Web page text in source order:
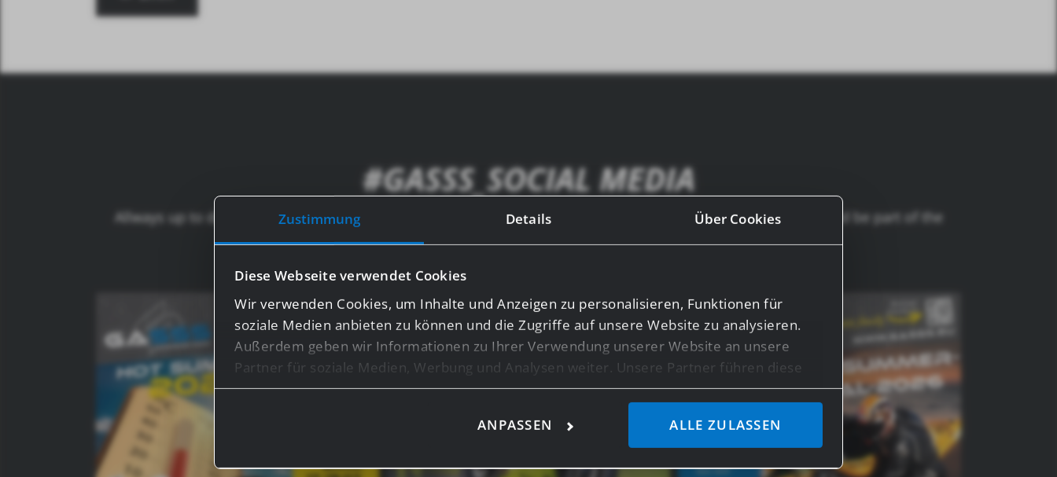
Zustimmung Details Über Cookies
Diese Webseite verwendet Cookies
Wir verwenden Cookies, um Inhalte und Anzeigen zu personalisieren, Funktionen für
soziale Medien anbieten zu können und die Zugriffe auf unsere Website zu analysieren.
Außerdem geben wir Informationen zu Ihrer Verwendung unserer Website an unsere
Partner für soziale Medien, Werbung und Analysen weiter. Unsere Partner führen diese
Informationen möglicherweise mit weiteren Daten zusammen, die Sie ihnen bereitgestellt
haben oder die sie im Rahmen Ihrer Nutzung der Dienste gesammelt haben.
Bei bestimmten Diensten wie Google Analytics kann eine Speicherung von Daten in
Drittländern, wie z.B. USA, nicht ausgeschlossen werden.
ANPASSEN ALLE ZULASSEN
#GASSS_SOCIAL MEDIA
Allways up to date: For new information about GASSS, just follow us on Facebook and Instagram. Come on and be part of the